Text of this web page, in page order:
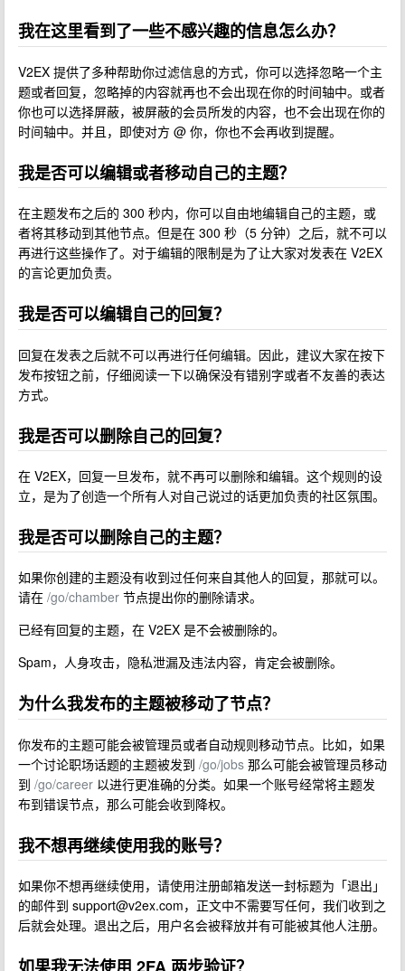
我在这里看到了一些不感兴趣的信息怎么办？
V2EX 提供了多种帮助你过滤信息的方式，你可以选择忽略一个主
题或者回复，忽略掉的内容就再也不会出现在你的时间轴中。或者
你也可以选择屏蔽，被屏蔽的会员所发的内容，也不会出现在你的
时间轴中。并且，即使对方 @ 你，你也不会再收到提醒。
我是否可以编辑或者移动自己的主题？
在主题发布之后的 300 秒内，你可以自由地编辑自己的主题，或
者将其移动到其他节点。但是在 300 秒（5 分钟）之后，就不可以
再进行这些操作了。对于编辑的限制是为了让大家对发表在 V2EX
的言论更加负责。
我是否可以编辑自己的回复？
回复在发表之后就不可以再进行任何编辑。因此，建议大家在按下
发布按钮之前，仔细阅读一下以确保没有错别字或者不友善的表达
方式。
我是否可以删除自己的回复？
在 V2EX，回复一旦发布，就不再可以删除和编辑。这个规则的设
立，是为了创造一个所有人对自己说过的话更加负责的社区氛围。
我是否可以删除自己的主题？
如果你创建的主题没有收到过任何来自其他人的回复，那就可以。
请在 /go/chamber 节点提出你的删除请求。
已经有回复的主题，在 V2EX 是不会被删除的。
Spam，人身攻击，隐私泄漏及违法内容，肯定会被删除。
为什么我发布的主题被移动了节点？
你发布的主题可能会被管理员或者自动规则移动节点。比如，如果
一个讨论职场话题的主题被发到 /go/jobs 那么可能会被管理员移动
到 /go/career 以进行更准确的分类。如果一个账号经常将主题发
布到错误节点，那么可能会收到降权。
我不想再继续使用我的账号？
如果你不想再继续使用，请使用注册邮箱发送一封标题为「退出」
的邮件到 support@v2ex.com，正文中不需要写任何，我们收到之
后就会处理。退出之后，用户名会被释放并有可能被其他人注册。